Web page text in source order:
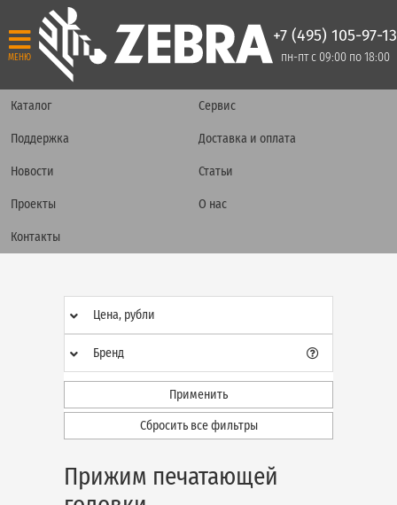
МЕНЮ
+7 (495) 105-97-13
пн-пт с 09:00 по 18:00
Каталог Сервис
Поддержка Доставка и оплата
Новости Статьи
Проекты О нас
Контакты
Цена, рубли
Бренд
Применить
Сбросить все фильтры
Прижим печатающей